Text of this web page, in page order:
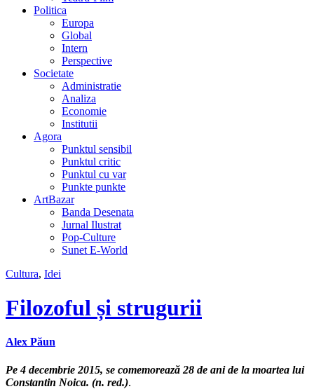
Politica
Europa
Global
Intern
Perspective
Societate
Administratie
Analiza
Economie
Institutii
Agora
Punktul sensibil
Punktul critic
Punktul cu var
Punkte punkte
ArtBazar
Banda Desenata
Jurnal Ilustrat
Pop-Culture
Sunet E-World
Cultura, Idei
Filozoful și strugurii
Alex Păun
Pe 4 decembrie 2015, se comemorează 28 de ani de la moartea lui
Constantin Noica. (n. red.).